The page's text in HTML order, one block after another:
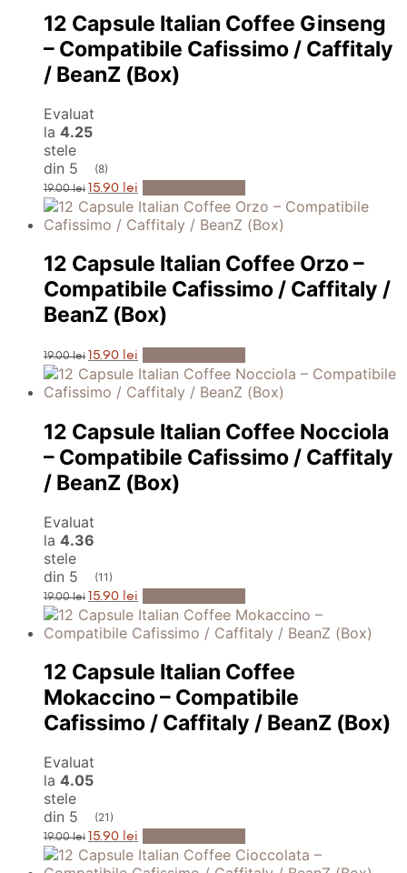
12 Capsule Italian Coffee Ginseng
– Compatibile Cafissimo / Caffitaly
/ BeanZ (Box)
Evaluat
la 4.25
stele
din 5
(8)
19.00lei Prețul
inițial
a
fost:
15.90 lei Prețul
curent
este:
15.90 lei.
12 Capsule Italian Coffee Orzo –
Compatibile Cafissimo / Caffitaly /
BeanZ (Box)
19.00lei Prețul
inițial
a
fost:
15.90 lei Prețul
curent
este:
15.90 lei.
12 Capsule Italian Coffee Nocciola
– Compatibile Cafissimo / Caffitaly
/ BeanZ (Box)
Evaluat
la 4.36
stele
din 5
(11)
19.00lei Prețul
inițial
a
fost:
15.90 lei Prețul
curent
este:
15.90 lei.
12 Capsule Italian Coffee
Mokaccino – Compatibile
Cafissimo / Caffitaly / BeanZ (Box)
Evaluat
la 4.05
stele
din 5
(21)
19.00lei Prețul
inițial
a
15.90 lei Prețul
curent
este: